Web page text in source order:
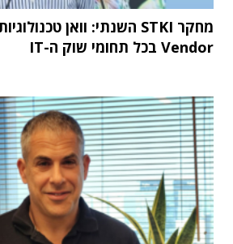
Vendor בכל תחומי שוק ה-IT